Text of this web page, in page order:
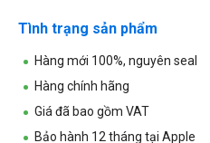
Tình trạng sản phẩm
Hàng mới 100%, nguyên seal
Hàng chính hãng
Giá đã bao gồm VAT
Bảo hành 12 tháng tại Apple